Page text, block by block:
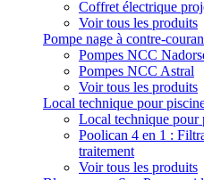
Coffret électrique
Voir tous les produits
Pompe nage à contre-
Pompes NCC
Pompes NCC Astral
Voir tous les produits
Local technique pour
Local technique pour
Poolican 4 en 1 :
traitement
Voir tous les produits